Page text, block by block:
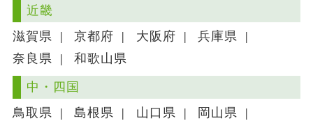
2021/09/10 姫路店オープン
兵庫県揖保郡太子町福地218番地1
TEL 079-258-7319
2021/07/06
北海道紋別市落石町5-31-16
近畿
滋賀県
京都府 大阪府
兵庫県
奈良県
和歌山県
中・四国
鳥取県
島根県 山口県
岡山県